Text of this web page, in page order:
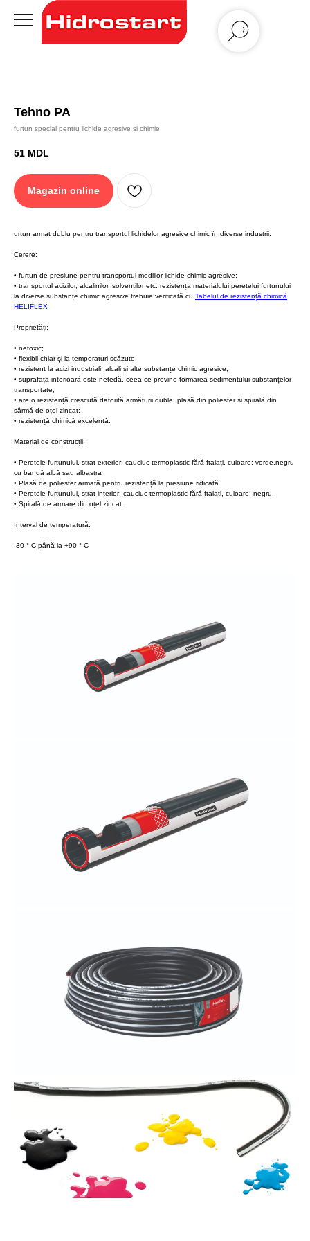
Tehno PA
furtun special pentru lichide agresive si chimie
51 MDL
Magazin online
urtun armat dublu pentru transportul lichidelor agresive chimic în diverse industrii.
Cerere:
• furtun de presiune pentru transportul mediilor lichide chimic agresive;
• transportul acizilor, alcalinilor, solvenților etc. rezistența materialului peretelui furtunului
la diverse substanțe chimic agresive trebuie verificată cu Tabelul de rezistență chimică
HELIFLEX
Proprietăți:
• netoxic;
• flexibil chiar și la temperaturi scăzute;
• rezistent la acizi industriali, alcali și alte substanțe chimic agresive;
• suprafața interioară este netedă, ceea ce previne formarea sedimentului substanțelor
transportate;
• are o rezistență crescută datorită armăturii duble: plasă din poliester și spirală din
sârmă de oțel zincat;
• rezistență chimică excelentă.
Material de construcții:
• Peretele furtunului, strat exterior: cauciuc termoplastic fără ftalați, culoare: verde,negru
cu bandă albă sau albastra
• Plasă de poliester armată pentru rezistență la presiune ridicată.
• Peretele furtunului, strat interior: cauciuc termoplastic fără ftalați, culoare: negru.
• Spirală de armare din oțel zincat.
Interval de temperatură:
-30 ° C până la +90 ° C